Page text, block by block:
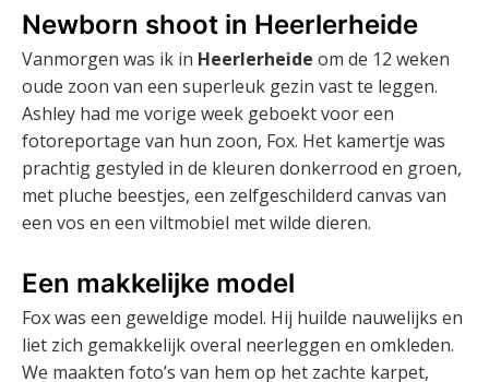
Newborn shoot in Heerlerheide
Vanmorgen was ik in Heerlerheide om de 12 weken
oude zoon van een superleuk gezin vast te leggen.
Ashley had me vorige week geboekt voor een
fotoreportage van hun zoon, Fox. Het kamertje was
prachtig gestyled in de kleuren donkerrood en groen,
met pluche beestjes, een zelfgeschilderd canvas van
een vos en een viltmobiel met wilde dieren.
Een makkelijke model
Fox was een geweldige model. Hij huilde nauwelijks en
liet zich gemakkelijk overal neerleggen en omkleden.
We maakten foto’s van hem op het zachte karpet,